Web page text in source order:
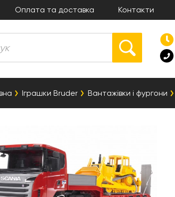
Оплата та доставка Контакти
Іграшки Bruder Вантажівки і фургони